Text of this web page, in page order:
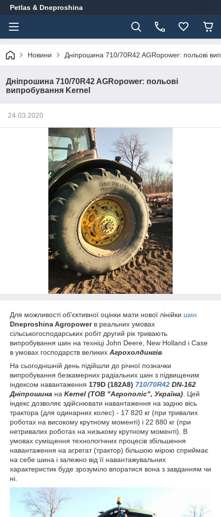
Petlas & Dneproshina
Новини Дніпрошина 710/70R42 AGRopower: польові
Дніпрошина 710/70R42 AGRopower: польові
випробування Kernel
24.03.2020
Для можливості об'єктивної оцінки мати нової лінійки шин
Dneproshina Agropowerв реальних умовах
сільськогосподарських робіт другий рік тривають
випробування шин на техніці John Deere, New Holland і Case
в умовах господарств великих Агрохолдингів
На сьогоднішній день підійшли до річної позначки
випробування безкамерних радіальних шин з підвищеним
індексом навантаження 179D (182А8) 710/70R42 DN-162
Дніпрошина на Kernel (ТОВ "Агрополіс", Україна) . Цей
індекс дозволяє здійснювати навантаження на задню вісь
трактора (для одинарних колес) - 17 820 кг (при тривалих
роботах на високому крутному моменті) і 22 880 кг (при
нетривалих роботах на низькому крутному моменті). В
умовах суміщення технологічних процесів збільшення
навантаження на агрегат (трактор) більшою мірою сприймає
на себе шина і залежно від її навантажувальних
характеристик буде зрозуміло впоратися вона з завданням чи
ні.